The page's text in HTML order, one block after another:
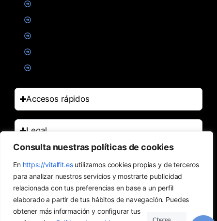
Consulta nuestras políticas de cookies
En https://vitalfit.esutilizamos cookies propias y de terceros
para analizar nuestros servicios y mostrarte publicidad
relacionada con tus preferencias en base a un perfil
elaborado a partir de tus hábitos de navegación. Puedes
obtener más información y configurar tus
Accesos rápidos
Legal
Contacto